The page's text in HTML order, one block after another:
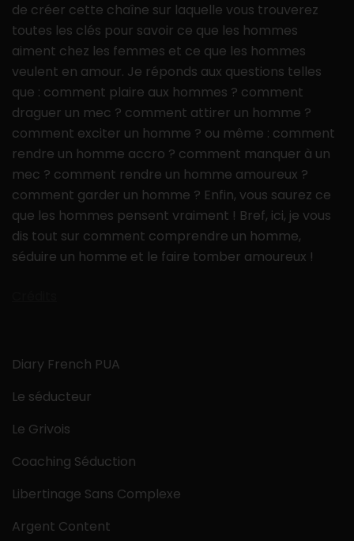
de créer cette chaîne sur laquelle vous trouverez
toutes les clés pour savoir ce que les hommes
aiment chez les femmes et ce que les hommes
veulent en amour. Je réponds aux questions telles
que : comment plaire aux hommes ? comment
draguer un mec ? comment attirer un homme ?
comment exciter un homme ? ou même : comment
rendre un homme accro ? comment manquer à un
mec ? comment rendre un homme amoureux ?
comment garder un homme ? Enfin, vous saurez ce
que les hommes pensent vraiment ! Bref, ici, je vous
dis tout sur comment comprendre un homme,
séduire un homme et le faire tomber amoureux !
Diary French PUA
Le séducteur
Le Grivois
Coaching Séduction
Libertinage Sans Complexe
Argent Content